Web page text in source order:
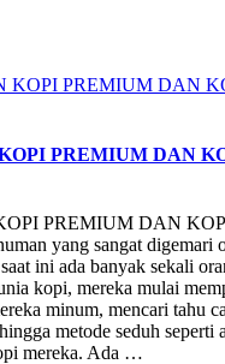
PREMIUM DAN
PREMIUM DAN
yang sangat digemari
ini ada banyak sekali
kopi, mereka mulai
minum, mencari tahu
metode seduh seperti
mereka. Ada …